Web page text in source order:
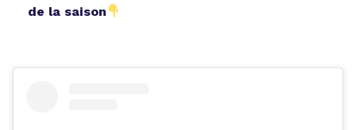
de la saison